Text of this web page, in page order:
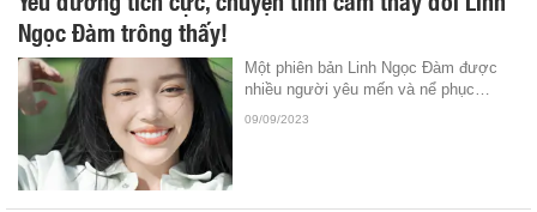
Ngọc Đàm trông thấy!
Một phiên bản Linh Ngọc Đàm được
nhiều người yêu mến và nể phục…
09/09/2023